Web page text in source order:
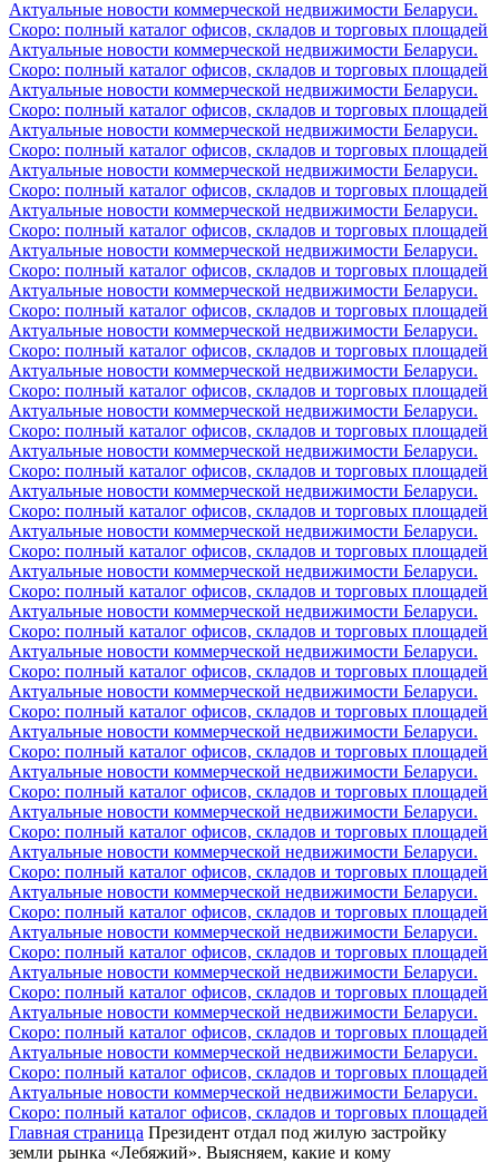
Актуальные новости коммерческой недвижимости Беларуси.
Скоро: полный каталог офисов, складов и торговых площадей
Актуальные новости коммерческой недвижимости Беларуси.
Скоро: полный каталог офисов, складов и торговых площадей
Актуальные новости коммерческой недвижимости Беларуси.
Скоро: полный каталог офисов, складов и торговых площадей
Актуальные новости коммерческой недвижимости Беларуси.
Скоро: полный каталог офисов, складов и торговых площадей
Актуальные новости коммерческой недвижимости Беларуси.
Скоро: полный каталог офисов, складов и торговых площадей
Актуальные новости коммерческой недвижимости Беларуси.
Скоро: полный каталог офисов, складов и торговых площадей
Актуальные новости коммерческой недвижимости Беларуси.
Скоро: полный каталог офисов, складов и торговых площадей
Актуальные новости коммерческой недвижимости Беларуси.
Скоро: полный каталог офисов, складов и торговых площадей
Актуальные новости коммерческой недвижимости Беларуси.
Скоро: полный каталог офисов, складов и торговых площадей
Актуальные новости коммерческой недвижимости Беларуси.
Скоро: полный каталог офисов, складов и торговых площадей
Актуальные новости коммерческой недвижимости Беларуси.
Скоро: полный каталог офисов, складов и торговых площадей
Актуальные новости коммерческой недвижимости Беларуси.
Скоро: полный каталог офисов, складов и торговых площадей
Актуальные новости коммерческой недвижимости Беларуси.
Скоро: полный каталог офисов, складов и торговых площадей
Актуальные новости коммерческой недвижимости Беларуси.
Скоро: полный каталог офисов, складов и торговых площадей
Актуальные новости коммерческой недвижимости Беларуси.
Скоро: полный каталог офисов, складов и торговых площадей
Актуальные новости коммерческой недвижимости Беларуси.
Скоро: полный каталог офисов, складов и торговых площадей
Актуальные новости коммерческой недвижимости Беларуси.
Скоро: полный каталог офисов, складов и торговых площадей
Актуальные новости коммерческой недвижимости Беларуси.
Скоро: полный каталог офисов, складов и торговых площадей
Актуальные новости коммерческой недвижимости Беларуси.
Скоро: полный каталог офисов, складов и торговых площадей
Актуальные новости коммерческой недвижимости Беларуси.
Скоро: полный каталог офисов, складов и торговых площадей
Актуальные новости коммерческой недвижимости Беларуси.
Скоро: полный каталог офисов, складов и торговых площадей
Актуальные новости коммерческой недвижимости Беларуси.
Скоро: полный каталог офисов, складов и торговых площадей
Актуальные новости коммерческой недвижимости Беларуси.
Скоро: полный каталог офисов, складов и торговых площадей
Актуальные новости коммерческой недвижимости Беларуси.
Скоро: полный каталог офисов, складов и торговых площадей
Актуальные новости коммерческой недвижимости Беларуси.
Скоро: полный каталог офисов, складов и торговых площадей
Актуальные новости коммерческой недвижимости Беларуси.
Скоро: полный каталог офисов, складов и торговых площадей
Актуальные новости коммерческой недвижимости Беларуси.
Скоро: полный каталог офисов, складов и торговых площадей
Актуальные новости коммерческой недвижимости Беларуси.
Скоро: полный каталог офисов, складов и торговых площадей
Главная страница Президент отдал под жилую застройку
земли рынка «Лебяжий». Выясняем, какие и кому